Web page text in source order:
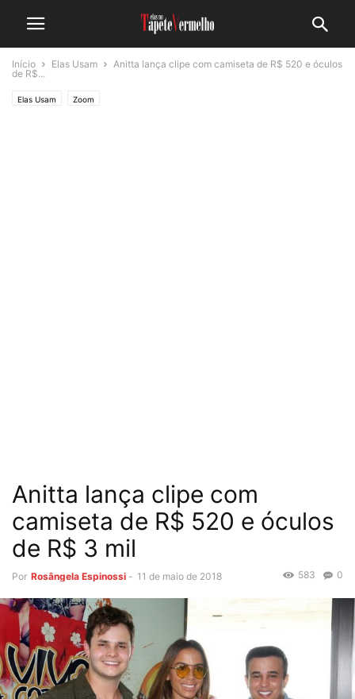
Início Elas Usam
Anitta lança clipe com camiseta de R$ 520 e óculos
de R$...
Elas Usam Zoom
Anitta lança clipe com
camiseta de R$ 520 e óculos
de R$ 3 mil
Por Rosângela Espinossi - 11 de maio de 2018 0
583